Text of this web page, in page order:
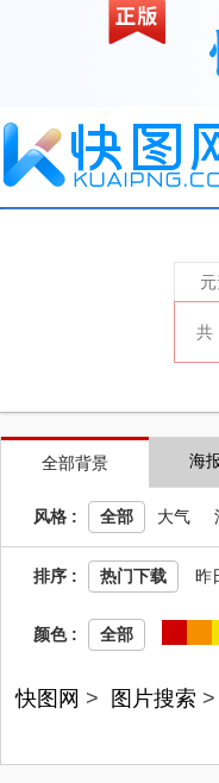
全部背景 海
风格 : 全部 大气
排序 : 热门下载 昨
颜色 : 全部
快图网 > 图片搜索